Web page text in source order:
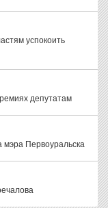
успокоить
депутатам
мэра Первоуральска